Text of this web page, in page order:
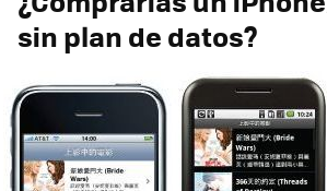
sin plan de datos?